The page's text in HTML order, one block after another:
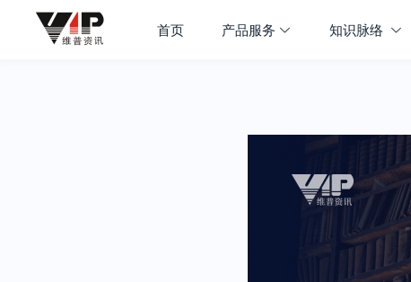
首页 产品服务 知识脉络